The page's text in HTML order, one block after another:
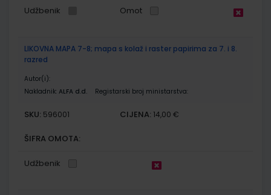
Udžbenik Omot
LIKOVNA MAPA 7-8; mapa s kolaž i raster papirima za 7. i 8.
razred
Autor(i):
Nakladnik: ALFA d.d. Registarski broj ministarstva:
SKU: 596001 CIJENA: 14,00 €
ŠIFRA OMOTA:
Udžbenik